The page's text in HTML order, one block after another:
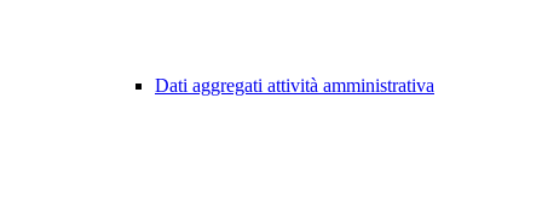
Dati aggregati attività amministrativa